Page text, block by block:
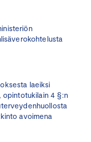
laeiksi
opintotukilain 4 §:n
avoimena